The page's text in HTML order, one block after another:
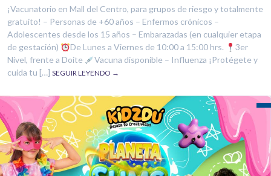
¡Vacunatorio en Mall del Centro, para grupos de riesgo y totalmente
gratuito! – Personas de +60 años – Enfermos crónicos –
Adolescentes desde los 15 años – Embarazadas (en cualquier etapa
de gestación)
De Lunes a Viernes de 10:00 a 15:00 hrs.
3er
Nivel, frente a Doite
Vacuna disponible – Influenza ¡Protégete y
cuida tu […] SEGUIR LEYENDO →